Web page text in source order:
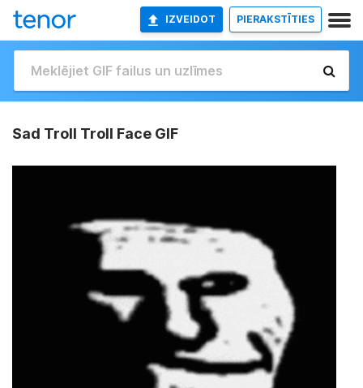
IZVEIDOT PIERAKSTĪTIES
Sad Troll Troll Face GIF